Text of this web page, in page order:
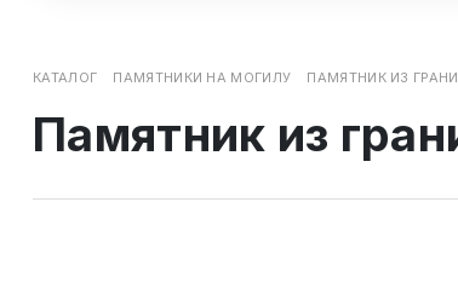
КАТАЛОГ ПАМЯТНИКИ НА МОГИЛУ ПАМЯТНИК ИЗ
Памятник из